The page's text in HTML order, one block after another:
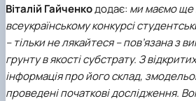
Віталій Гайченкододає: ми маємо ще
всеукраїнському конкурсі
– тільки не лякайтеся – пов’язана з
грунту в якості субстрату. З
інформація про його склад,
проведені початкові дослідження.